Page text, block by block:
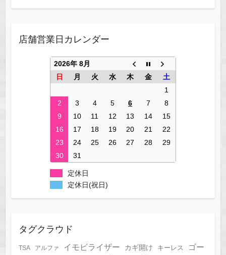
店舗営業日カレンダー
2026年 8月
日
月 火 水 木 金
土
1
2
3 4 5 6 7
8
9
10 11 12 13 14
15
16
17 18 19 20 21
22
23
24 25 26 27 28
29
30
31
定休日
定休日(祝日)
タグクラウド
TSA アルファ イモビライザー カギ開け キーレス
ゴー